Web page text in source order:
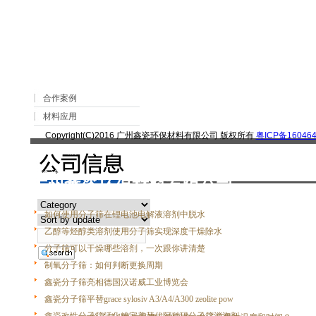
合作案例
材料应用
查询
Copyright(C)2016 广州鑫瓷环保材料有限公司 版权所有 粤ICP备
联系我们
广州鑫瓷环保材料有限公司
如何使用分子筛在锂电池电解液溶剂中脱水
乙醇等烃醇类溶剂使用分子筛实现深度干燥除水
分子筛可以干燥哪些溶剂，一次跟你讲清楚
制氧分子筛：如何判断更换周期
鑫瓷分子筛亮相德国汉诺威工业博览会
鑫瓷分子筛平替grace sylosiv A3/A4/A300 zeolite pow